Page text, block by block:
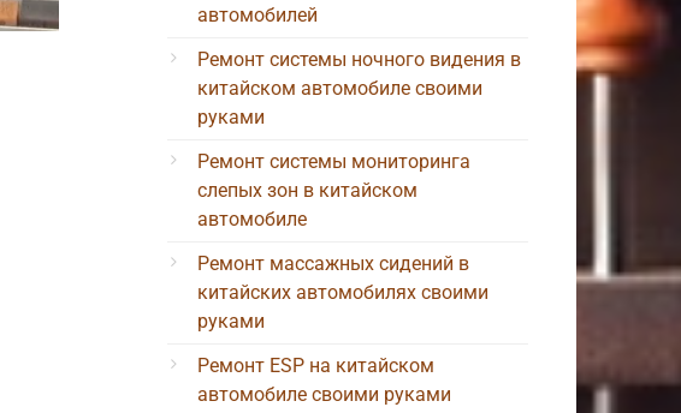
автомобилей
Ремонт системы ночного видения в
китайском автомобиле своими
руками
Ремонт системы мониторинга
слепых зон в китайском
автомобиле
Ремонт массажных сидений в
китайских автомобилях своими
руками
Ремонт ESP на китайском
автомобиле своими руками